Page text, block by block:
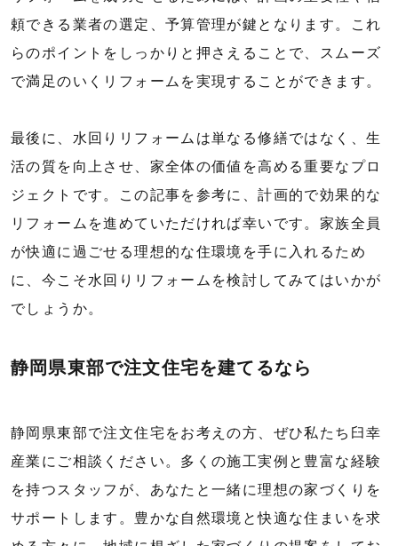
頼できる業者の選定、予算管理が鍵となります。これ
らのポイントをしっかりと押さえることで、スムーズ
で満足のいくリフォームを実現することができます。
最後に、水回りリフォームは単なる修繕ではなく、生
活の質を向上させ、家全体の価値を高める重要なプロ
ジェクトです。この記事を参考に、計画的で効果的な
リフォームを進めていただければ幸いです。家族全員
が快適に過ごせる理想的な住環境を手に入れるため
に、今こそ水回りリフォームを検討してみてはいかが
でしょうか。
静岡県東部で注文住宅を建てるなら
静岡県東部で注文住宅をお考えの方、ぜひ私たち臼幸
産業にご相談ください。多くの施工実例と豊富な経験
を持つスタッフが、あなたと一緒に理想の家づくりを
サポートします。豊かな自然環境と快適な住まいを求